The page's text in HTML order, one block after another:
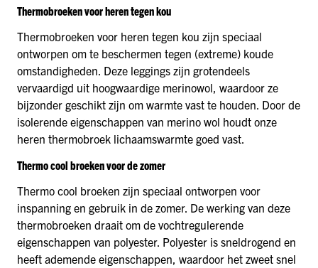
Thermobroeken voor heren tegen kou
Thermobroeken voor heren tegen kou zijn speciaal
ontworpen om te beschermen tegen (extreme) koude
omstandigheden. Deze leggings zijn grotendeels
vervaardigd uit hoogwaardige merinowol, waardoor ze
bijzonder geschikt zijn om warmte vast te houden. Door de
isolerende eigenschappen van merino wol houdt onze
heren thermobroek lichaamswarmte goed vast.
Thermo cool broeken voor de zomer
Thermo cool broeken zijn speciaal ontworpen voor
inspanning en gebruik in de zomer. De werking van deze
thermobroeken draait om de vochtregulerende
eigenschappen van polyester. Polyester is sneldrogend en
heeft ademende eigenschappen, waardoor het zweet snel